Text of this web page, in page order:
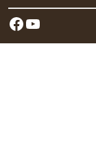
https://
Youtube